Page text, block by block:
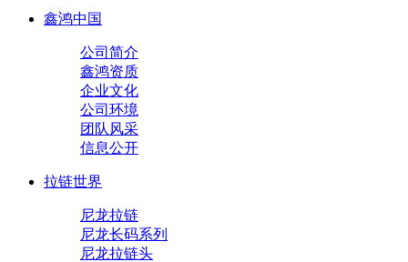
鑫鸿中国
公司简介
鑫鸿资质
企业文化
公司环境
团队风采
信息公开
拉链世界
尼龙拉链
尼龙长码系列
尼龙拉链头